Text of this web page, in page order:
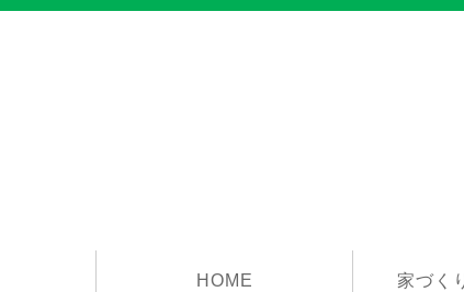
HOME 家づく